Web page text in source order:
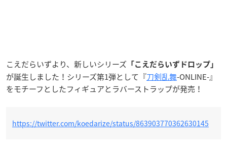
こえだらいずより、新しいシリーズ 「こえだらいずドロップ」
が誕生しました！シリーズ第1弾として『刀剣乱舞-ONLINE-』
をモチーフとしたフィギュアとラバーストラップが発売！
https://twitter.com/koedarize/status/863903770362630145